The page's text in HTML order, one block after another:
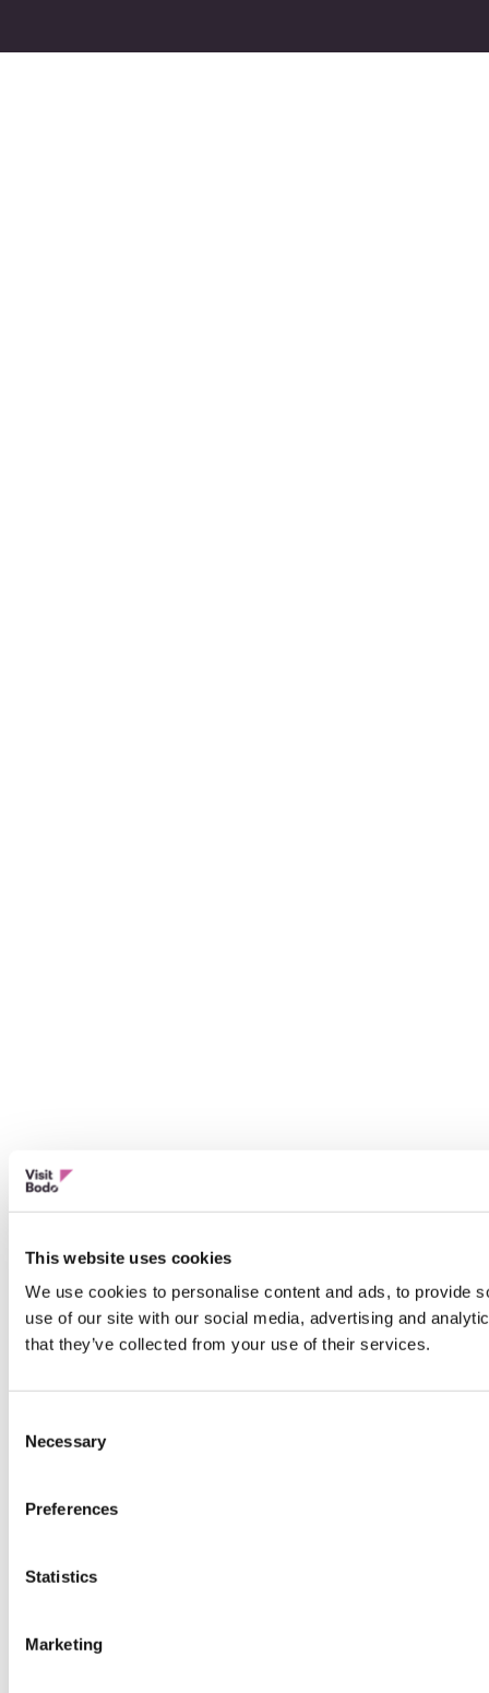
This website uses cookies
We use cookies to personalise content and ads, to provide
use of our site with our social media, advertising and
that they’ve collected from your use of their services.
Selection
Necessary
Preferences
Statistics
Marketing